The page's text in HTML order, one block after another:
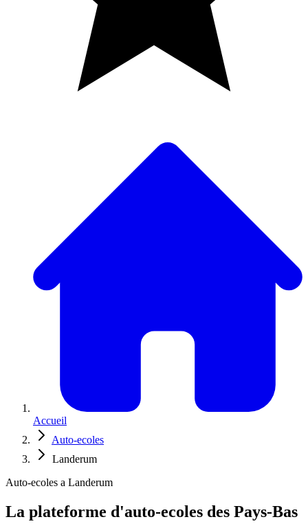
Accueil
Auto-ecoles
Landerum
Auto-ecoles a Landerum
La plateforme d'auto-ecoles des Pays-Bas